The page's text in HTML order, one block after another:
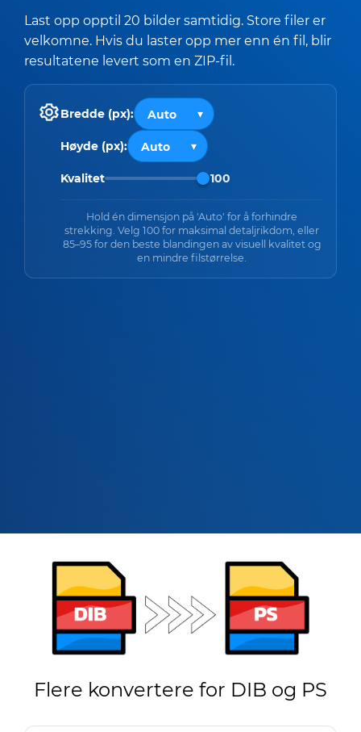
Last opp opptil 20 bilder samtidig. Store filer er
velkomne. Hvis du laster opp mer enn én fil, blir
resultatene levert som en ZIP-fil.
Bredde (px):
Høyde (px):
Kvalitet 100
Hold én dimensjon på 'Auto' for å forhindre
strekking. Velg 100 for maksimal detaljrikdom, eller
85–95 for den beste blandingen av visuell kvalitet og
en mindre filstørrelse.
Flere konvertere for DIB og PS